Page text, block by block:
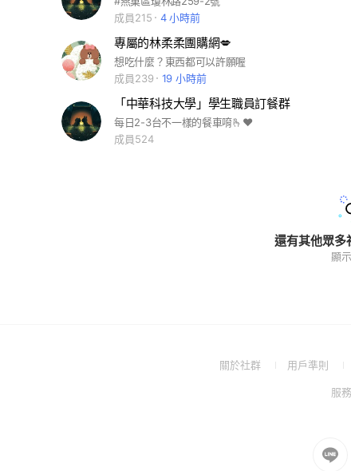
成員215
4 小時前
專屬的林柔柔團購網💋
想吃什麼？東西都可以許願喔
成員239
19 小時前
「中華科技大學」學生職員訂餐群
每日2-3台不一樣的餐車唷🫰❤️
成員524
還有其他眾多
顯
關於社群
(Open用戶準則
a
服
Go
to